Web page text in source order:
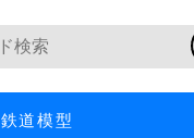
鉄道模型